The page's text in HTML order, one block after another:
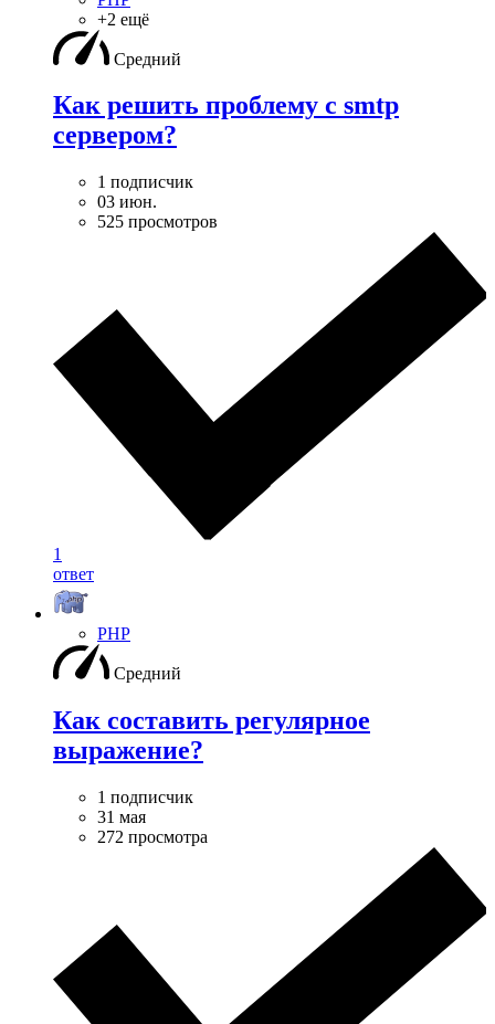
+2 ещё
Средний
Как решить проблему с smtp
сервером?
1 подписчик
03 июн.
525 просмотров
1
ответ
PHP
Средний
Как составить регулярное
выражение?
1 подписчик
31 мая
272 просмотра